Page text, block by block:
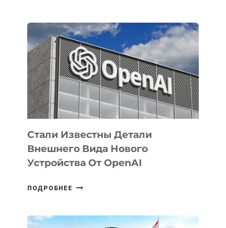
ПРИОРИТЕТНЫЕ
ЗАДАЧИ
ПО
РАЗВИТИЮ
ЭКОСИСТЕМЫ
ИСКУССТВЕННОГО
ИНТЕЛЛЕКТА
Стали Известны Детали
Внешнего Вида Нового
Устройства От OpenAI
ПОДРОБНЕЕ СТАЛИ
ВНЕШНЕГО